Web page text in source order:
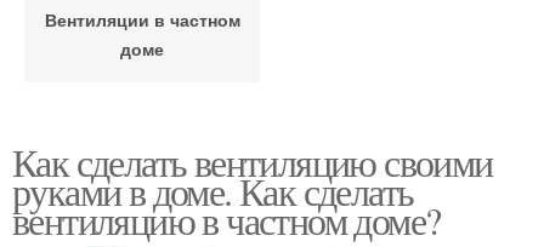
Вентиляции в частном
доме
Как сделать вентиляцию своими
руками в доме. Как сделать
вентиляцию в частном доме?